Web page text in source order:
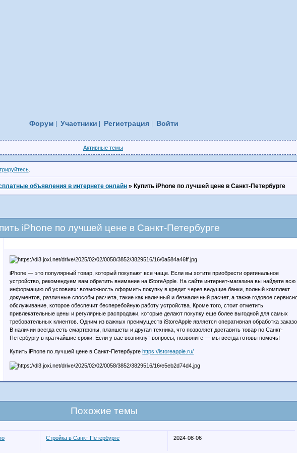
Форум Участники Регистрация Войти
Активные темы
.
объявления в интернете онлайн » Купить iPhone по лучшей цене в Санкт-Петербурге
iPhone по лучшей цене в Санкт-Петербурге
iPhone — это популярный товар, который покупают все чаще. Если вы хотите приобрести оригинальное
устройство, рекомендуем вам обратить внимание на iStoreApple. На сайте интернет-магазина вы найдете всю
информацию об условиях: возможность оформить покупку в кредит через ведущие банки, полный комплект
документов, различные способы расчета, такие как наличный и безналичный расчет, а также годовое
обслуживание, которое обеспечит бесперебойную работу устройства. Кроме того, стоит отметить
привлекательные цены и регулярные распродажи, которые делают покупку еще более выгодной для самых
требовательных клиентов. Одним из важных преимуществ iStoreApple является оперативная обработка
В наличии всегда есть смартфоны, планшеты и другая техника, что позволяет доставить товар по Санкт-
Петербургу в кратчайшие сроки. Если у вас возникнут вопросы, позвоните — мы всегда готовы помочь!
Купить iPhone по лучшей цене в Санкт-Петербургеhttps://istoreapple.ru/
Похожие темы
Стройка в Санкт Петербурге 2024-08-06